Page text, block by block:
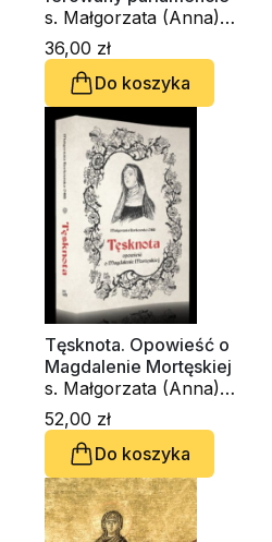
s. Małgorzata (Anna)
Borkowska OSB
36,00 zł
Do koszyka
Tęsknota. Opowieść o
Magdalenie Mortęskiej
s. Małgorzata (Anna)
Borkowska OSB
52,00 zł
Do koszyka